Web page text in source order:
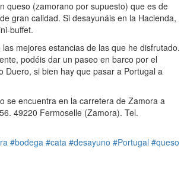
queso (zamorano por supuesto) que es de
gran calidad. Si desayunáis en la Hacienda,
buffet.
mejores estancias de las que he disfrutado.
podéis dar un paseo en barco por el
Duero, si bien hay que pasar a Portugal a
se encuentra en la carretera de Zamora a
49220 Fermoselle (Zamora). Tel.
#bodega #cata #desayuno #Portugal #queso